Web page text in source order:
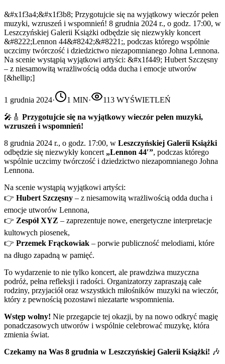
&#x1f3a4;&#x1f3b8; Przygotujcie się na wyjątkowy wieczór pełen
muzyki, wzruszeń i wspomnień! 8 grudnia 2024 r., o godz. 17:00, w
Leszczyńskiej Galerii Książki odbędzie się niezwykły koncert
&#8222;Lennon 44&#8242;&#8221;, podczas którego wspólnie
uczcimy twórczość i dziedzictwo niezapomnianego Johna Lennona.
Na scenie wystąpią wyjątkowi artyści: &#x1f449; Hubert Szczęsny
– z niesamowitą wrażliwością odda ducha i emocje utworów
[&hellip;]
1 grudnia 2024· 1 MIN· 113 WYŚWIETLEŃ
🎤🎸 Przygotujcie się na wyjątkowy wieczór pełen muzyki,
wzruszeń i wspomnień!
8 grudnia 2024 r., o godz. 17:00, w Leszczyńskiej Galerii Książki
odbędzie się niezwykły koncert „Lennon 44′”, podczas którego
wspólnie uczcimy twórczość i dziedzictwo niezapomnianego Johna
Lennona.
Na scenie wystąpią wyjątkowi artyści:
👉 Hubert Szczęsny – z niesamowitą wrażliwością odda ducha i
emocje utworów Lennona,
👉 Zespół XYZ – zaprezentuje nowe, energetyczne interpretacje
kultowych piosenek,
👉 Przemek Frąckowiak – porwie publiczność melodiami, które
na długo zapadną w pamięć.
To wydarzenie to nie tylko koncert, ale prawdziwa muzyczna
podróż, pełna refleksji i radości. Organizatorzy zapraszają całe
rodziny, przyjaciół oraz wszystkich miłośników muzyki na wieczór,
który z pewnością pozostawi niezatarte wspomnienia.
Wstęp wolny! Nie przegapcie tej okazji, by na nowo odkryć magię
ponadczasowych utworów i wspólnie celebrować muzykę, która
zmienia świat.
Czekamy na Was 8 grudnia w Leszczyńskiej Galerii Książki! 🎶